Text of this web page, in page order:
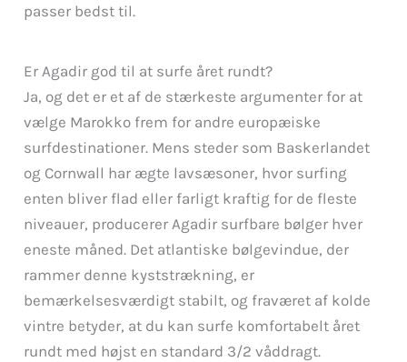
passer bedst til.
Er Agadir god til at surfe året rundt?
Ja, og det er et af de stærkeste argumenter for at
vælge Marokko frem for andre europæiske
surfdestinationer. Mens steder som Baskerlandet
og Cornwall har ægte lavsæsoner, hvor surfing
enten bliver flad eller farligt kraftig for de fleste
niveauer, producerer Agadir surfbare bølger hver
eneste måned. Det atlantiske bølgevindue, der
rammer denne kyststrækning, er
bemærkelsesværdigt stabilt, og fraværet af kolde
vintre betyder, at du kan surfe komfortabelt året
rundt med højst en standard 3/2 våddragt.